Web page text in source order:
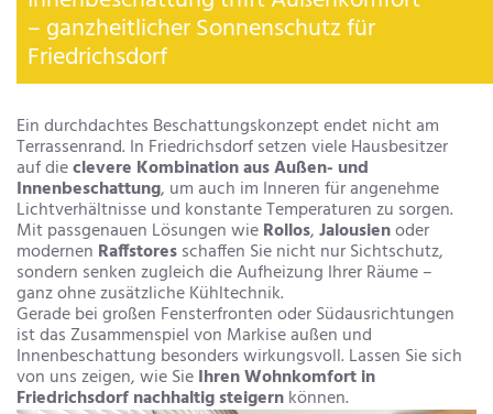
– ganzheitlicher Sonnenschutz für
Friedrichsdorf
Ein durchdachtes Beschattungskonzept endet nicht am
Terrassenrand. In Friedrichsdorf setzen viele Hausbesitzer
auf dieclevere Kombination aus Außen- und
Innenbeschattung, um auch im Inneren für angenehme
Lichtverhältnisse und konstante Temperaturen zu sorgen.
Mit passgenauen Lösungen wieRollos,Jalousienoder
modernen Raffstoresschaffen Sie nicht nur Sichtschutz,
sondern senken zugleich die Aufheizung Ihrer Räume –
ganz ohne zusätzliche Kühltechnik.
Gerade bei großen Fensterfronten oder Südausrichtungen
ist das Zusammenspiel von Markise außen und
Innenbeschattung besonders wirkungsvoll. Lassen Sie sich
von uns zeigen, wie SieIhren Wohnkomfort in
Friedrichsdorf nachhaltig steigernkönnen.